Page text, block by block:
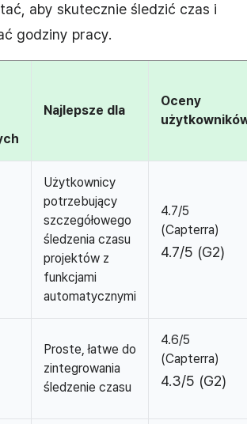
aby skutecznie śledzić czas i
godziny pracy.
Najlepsze dla
Oceny
Użytkownicy
potrzebujący
szczegółowego
śledzenia czasu
projektów z
funkcjami
automatycznymi
4.7/5
(Capterra)
4.7/5 (G2)
Proste, łatwe do
zintegrowania
śledzenie czasu
4.6/5
(Capterra)
4.3/5 (G2)